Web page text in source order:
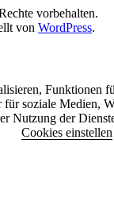
vorbehalten.
von WordPress.
Funktionen
für soziale Medien,
Nutzung der
Cookies einstellen